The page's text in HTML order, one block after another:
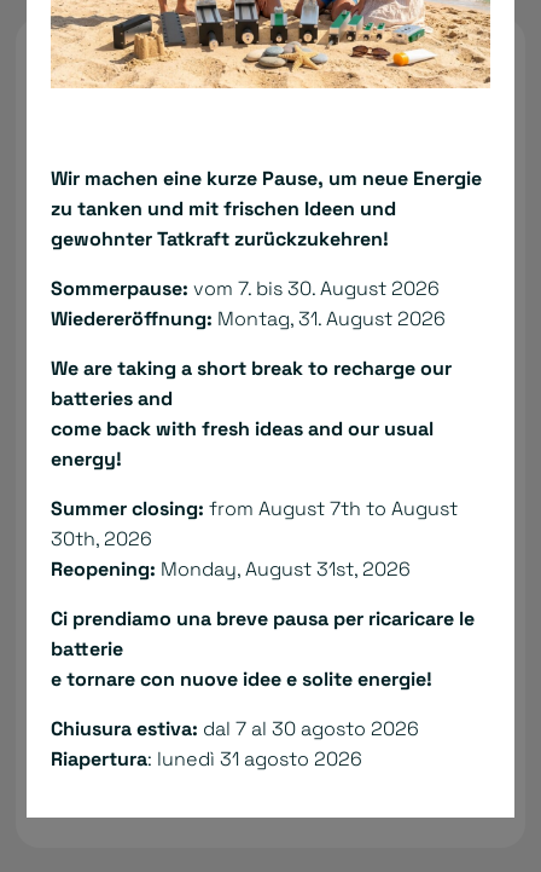
Benötigen Sie Hilfe?
Ich bestätige, dass ich die:Datenschutzerklärung
Ihre E-Mail ist sicher:Privacy policy. Die
Informationsanfrage ist kostenlos und
unverbindlich.
SOFORT SENDEN
Wir machen eine kurze Pause, um neue Energie
zu tanken und mit frischen Ideen und
gewohnter Tatkraft zurückzukehren!
Sommerpause: vom 7. bis 30. August 2026
Wiedereröffnung: Montag, 31. August 2026
We are taking a short break to recharge our
batteries and
come back with fresh ideas and our usual
energy!
Summer closing: from August 7th to August
30th, 2026
Reopening: Monday, August 31st, 2026
Ci prendiamo una breve pausa per ricaricare le
batterie
e tornare con nuove idee e solite energie!
Chiusura estiva: dal 7 al 30 agosto 2026
Riapertura: lunedì 31 agosto 2026